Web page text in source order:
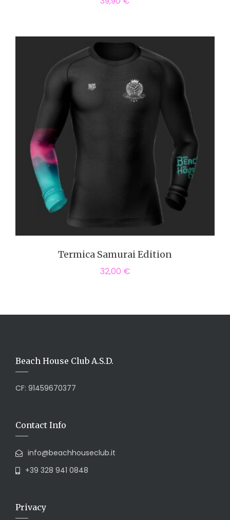
Termica Samurai Edition
32,00 €
Beach House Club A.S.D.
CF: 91459670377
Contact Info
info@beachhouseclub.it
+39 328 941 0848
Privacy